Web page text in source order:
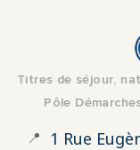
Titres de séjour,
Pôle
📍 1 Rue